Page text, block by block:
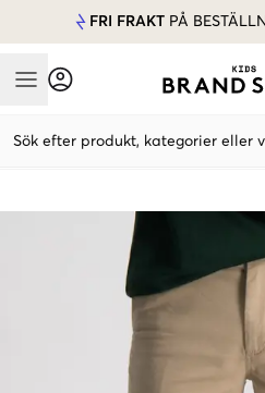
FRI FRAKT PÅ
Mobile Menu
Sök efter produkt, kategorier eller